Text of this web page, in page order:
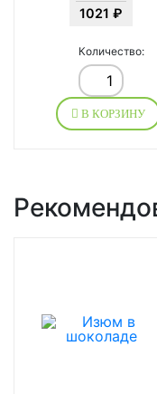
1021 ₽
Количество:
В КОРЗИНУ